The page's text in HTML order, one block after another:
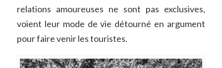
relations amoureuses ne sont pas exclusives,
voient leur mode de vie détourné en argument
pour faire venir les touristes.